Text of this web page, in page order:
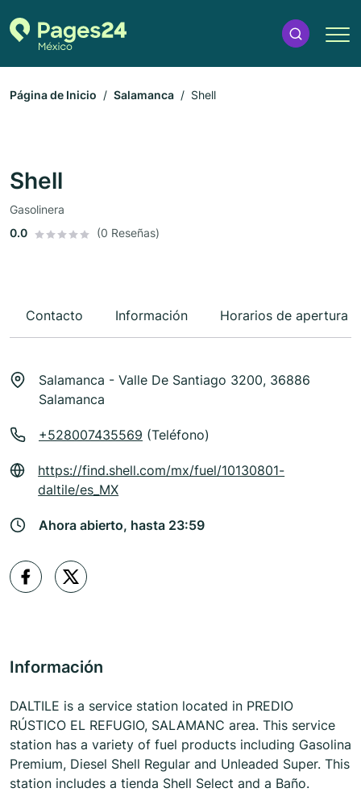
Página de Inicio Salamanca Shell
Shell
Gasolinera
0.0
(0 Reseñas)
Contacto Información Horarios de apertura
Salamanca - Valle De Santiago 3200, 36886
Salamanca
+528007435569 (Teléfono)
https://find.shell.com/mx/fuel/10130801-
daltile/es_MX
Ahora abierto, hasta 23:59
Información
DALTILE is a service station located in PREDIO
RÚSTICO EL REFUGIO, SALAMANC area. This service
station has a variety of fuel products including Gasolina
Premium, Diesel Shell Regular and Unleaded Super. This
station includes a tienda Shell Select and a Baño.